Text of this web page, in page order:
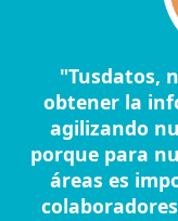
"Tusdatos,
obtener la
agilizando
porque para
áreas es